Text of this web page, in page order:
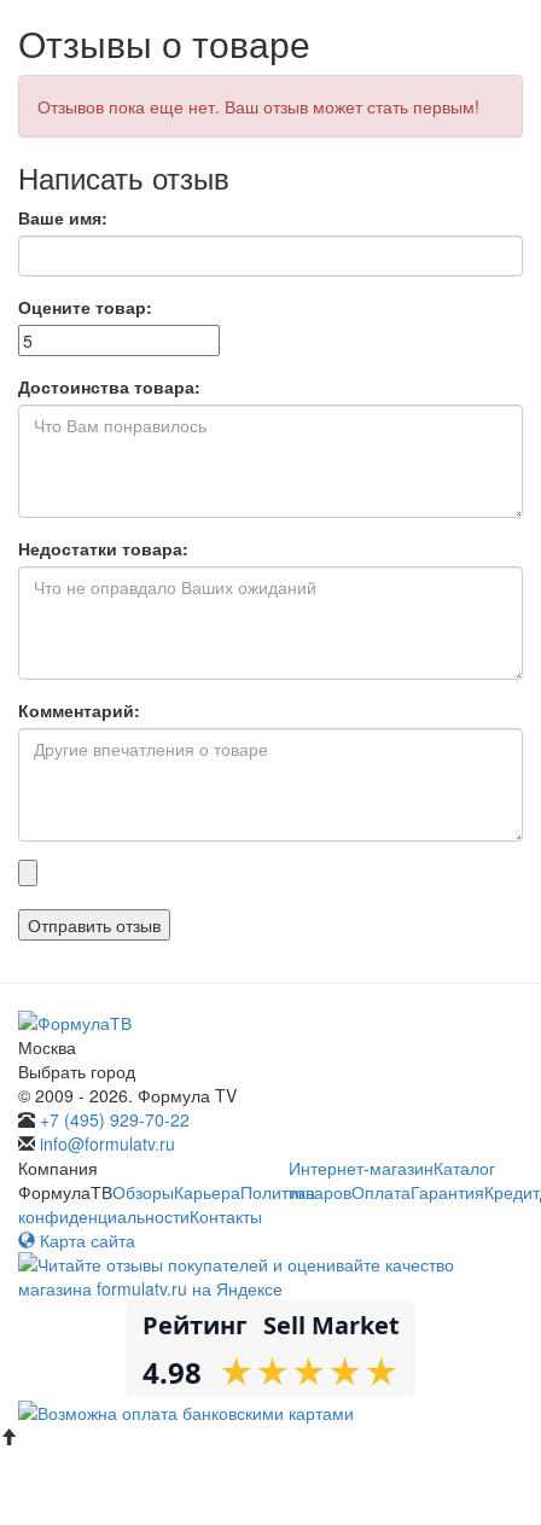
Отзывы о товаре
Отзывов пока еще нет. Ваш отзыв может стать первым!
Написать отзыв
Ваше имя:
Оцените товар:
Достоинства товара:
Недостатки товара:
Комментарий:
Прикрепленные
файлы
Москва
Выбрать город
© 2009 - 2026. Формула TV
+7 (495) 929-70-22
info@formulatv.ru
Компания
ФормулаТВОбзорыКарьераПолитика
конфиденциальностиКонтакты
Интернет-магазинКаталог
товаровОплатаГарантияКредит
Карта сайта
Рейтинг Sell Market
4.98 ★
★★
★★
★★
★★
★